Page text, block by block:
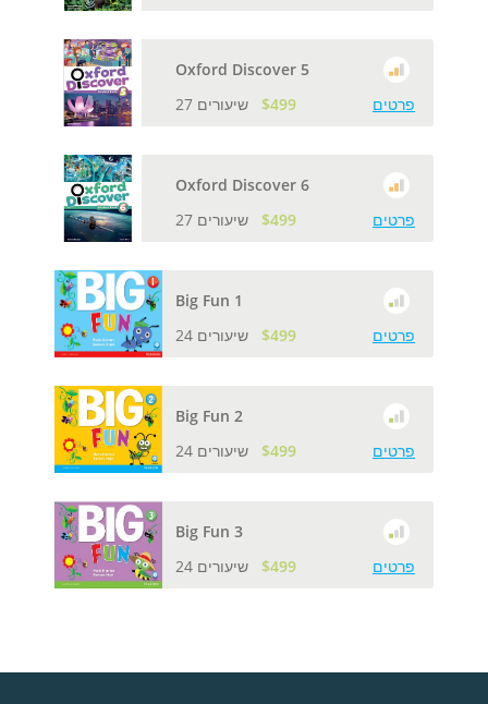
Oxford Discover 5
$499 פרטים
Oxford Discover 6
$499 פרטים
Big Fun 1
$499 פרטים
Big Fun 2
$499 פרטים
Big Fun 3
$499 פרטים